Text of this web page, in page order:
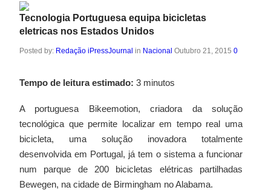
Tecnologia Portuguesa equipa bicicletas
eletricas nos Estados Unidos
Posted by: Redação iPressJournal in Nacional Outubro 21, 2015 0
Tempo de leitura estimado: 3 minutos
A portuguesa Bikeemotion, criadora da solução
tecnológica que permite localizar em tempo real uma
bicicleta, uma solução inovadora totalmente
desenvolvida em Portugal, já tem o sistema a funcionar
num parque de 200 bicicletas elétricas partilhadas
Bewegen, na cidade de Birmingham no Alabama.